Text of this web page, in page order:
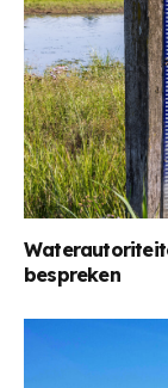
bespreken